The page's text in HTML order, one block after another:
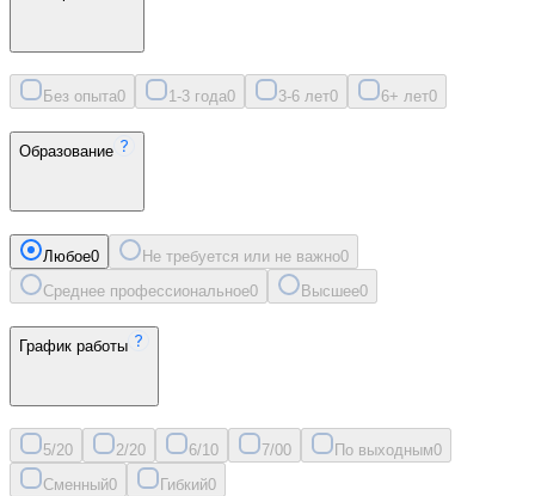
Без опыта0 1-3 года0 3-6 лет0 6+ лет0
Образование
Любое0 Не требуется или не важно0
Среднее профессиональное0 Высшее0
График работы
5/20 2/20 6/10 7/00 По выходным0
Сменный0 Гибкий0